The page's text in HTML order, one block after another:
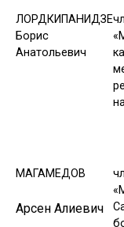
ЛОРДКИПАНИДЗЕ
Борис
Анатольевич
МАГАМЕДОВ
Арсен Алиевич